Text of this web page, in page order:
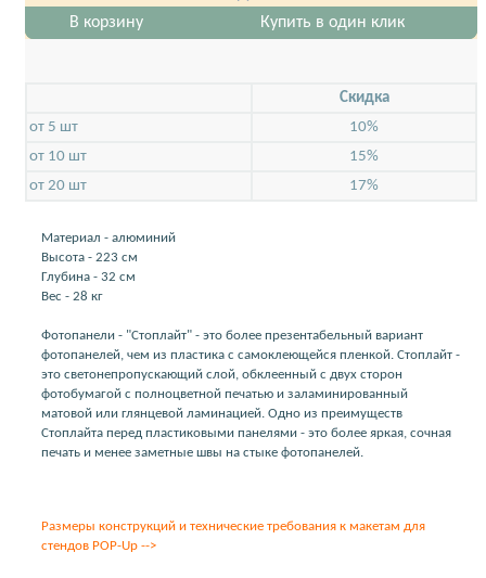
В корзину Купить в один клик
Скидкa
от 5 шт
10%
от 10 шт
15%
от 20 шт
17%
Материал - алюминий
Высота - 223 см
Глубина - 32 см
Вес - 28 кг
Фотопанели - "Стоплайт" - это более презентабельный вариант
фотопанелей, чем из пластика с самоклеющейся пленкой. Стоплайт -
это светонепропускающий слой, обклеенный с двух сторон
фотобумагой с полноцветной печатью и заламинированный
матовой или глянцевой ламинацией. Одно из преимуществ
Стоплайта перед пластиковыми панелями - это более яркая, сочная
печать и менее заметные швы на стыке фотопанелей.
Размеры конструкций и технические требования к макетам для
стендов POP-Up -->